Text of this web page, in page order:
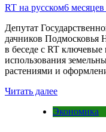
RT на русском6 месяцев
Депутат
дачников Подмосковья
в беседе с RT
использования
растениями и
Читать далее
Экономика